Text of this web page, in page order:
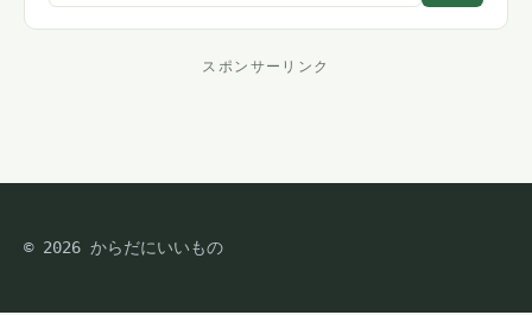
ト
スポンサーリンク
ー
© 2026 からだにいいもの